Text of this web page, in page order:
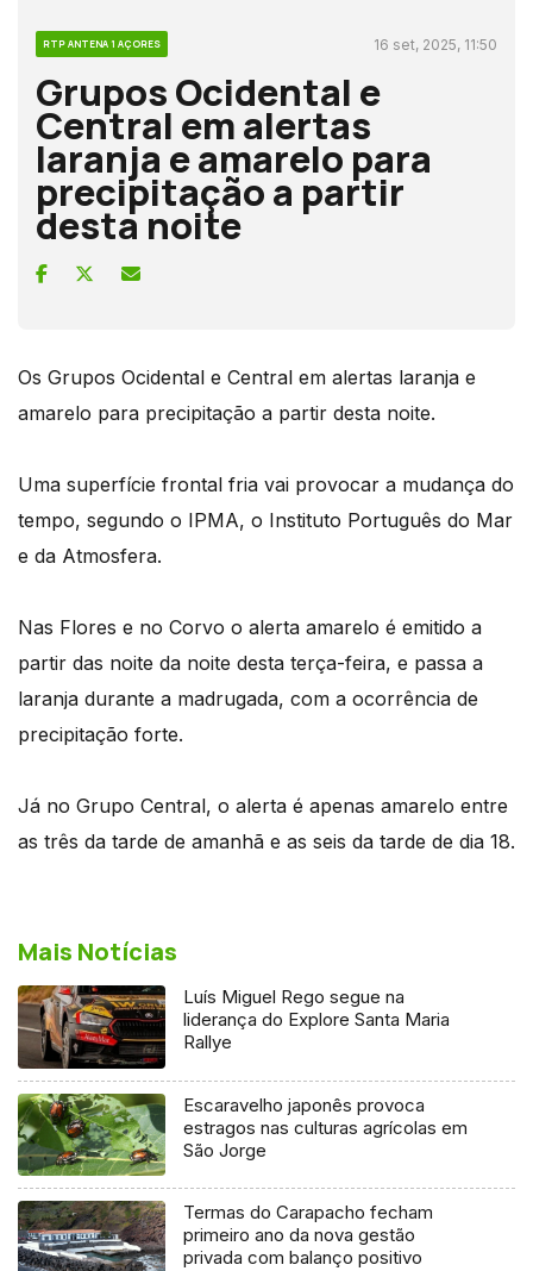
RTP ANTENA 1 AÇORES 16 set, 2025, 11:50
Grupos Ocidental e
Central em alertas
laranja e amarelo para
precipitação a partir
desta noite
Os Grupos Ocidental e Central em alertas laranja e
amarelo para precipitação a partir desta noite.
Uma superfície frontal fria vai provocar a mudança do
tempo, segundo o IPMA, o Instituto Português do Mar
e da Atmosfera.
Nas Flores e no Corvo o alerta amarelo é emitido a
partir das noite da noite desta terça-feira, e passa a
laranja durante a madrugada, com a ocorrência de
precipitação forte.
Já no Grupo Central, o alerta é apenas amarelo entre
as três da tarde de amanhã e as seis da tarde de dia 18.
Mais Notícias
Luís Miguel Rego segue na
liderança do Explore Santa Maria
Rallye
Escaravelho japonês provoca
estragos nas culturas agrícolas em
São Jorge
Termas do Carapacho fecham
primeiro ano da nova gestão
privada com balanço positivo